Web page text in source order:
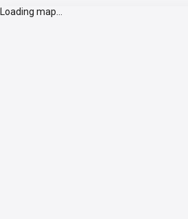
Loading map...